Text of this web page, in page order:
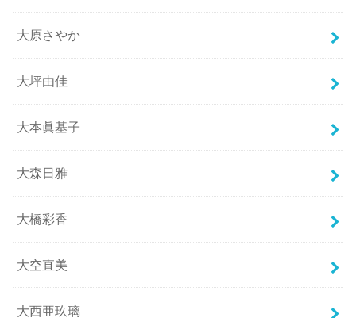
大原さやか
大坪由佳
大本眞基子
大森日雅
大橋彩香
大空直美
大西亜玖璃